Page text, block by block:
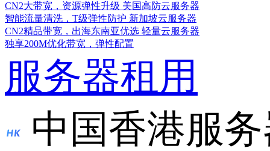
CN2大带宽，资源弹性升级 美国高防云服务器
智能流量清洗，T级弹性防护 新加坡云服务器
CN2精品带宽，出海东南亚优选 轻量云服务器
独享200M优化带宽，弹性配置
服务器租用
中国香港服